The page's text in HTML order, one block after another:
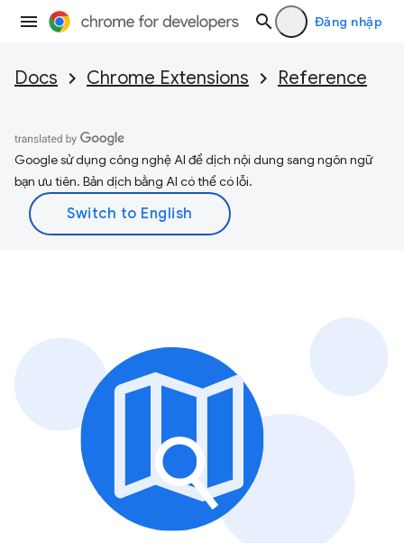
Đăng nhập
Docs Chrome Extensions Reference
Google sử dụng công nghệ AI để dịch nội dung sang ngôn ngữ
bạn ưu tiên. Bản dịch bằng AI có thể có lỗi.